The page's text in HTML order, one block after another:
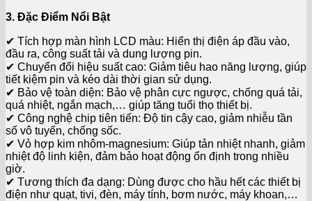
3. Đặc Điểm Nổi Bật
✔ Tích hợp màn hình LCD màu: Hiển thị điện áp đầu vào,
đầu ra, công suất tải và dung lượng pin.
✔ Chuyển đổi hiệu suất cao: Giảm tiêu hao năng lượng, giúp
tiết kiệm pin và kéo dài thời gian sử dụng.
✔ Bảo vệ toàn diện: Bảo vệ phân cực ngược, chống quá tải,
quá nhiệt, ngắn mạch,… giúp tăng tuổi thọ thiết bị.
✔ Công nghệ chip tiên tiến: Độ tin cậy cao, giảm nhiễu tần
số vô tuyến, chống sốc.
✔ Vỏ hợp kim nhôm-magnesium: Giúp tản nhiệt nhanh, giảm
nhiệt độ linh kiện, đảm bảo hoạt động ổn định trong nhiều
giờ.
✔ Tương thích đa dạng: Dùng được cho hầu hết các thiết bị
điện như quạt, tivi, đèn, máy tính, bơm nước, máy khoan,…